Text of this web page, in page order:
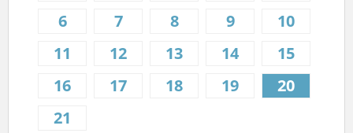
6
7 8 9
10
11
12 13 14
15
16
17 18 19
20
21